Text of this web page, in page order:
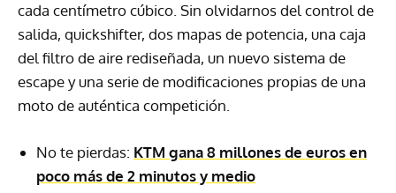
cada centímetro cúbico. Sin olvidarnos del control de
salida, quickshifter, dos mapas de potencia, una caja
del filtro de aire rediseñada, un nuevo sistema de
escape y una serie de modificaciones propias de una
moto de auténtica competición.
No te pierdas: KTM gana 8 millones de euros en
poco más de 2 minutos y medio